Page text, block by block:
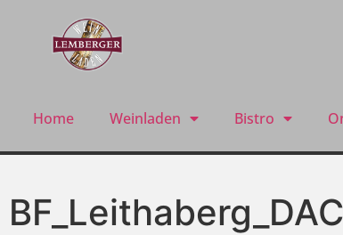
Home Weinladen Bistro